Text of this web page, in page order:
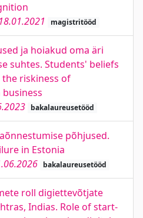
18.01.2021 magistritööd
ja hoiakud oma äri
suhtes. Students' beliefs
riskiness of
bakalaureusetööd
põhjused.
in Estonia
bakalaureusetööd
roll digiettevõtjate
Indias. Role of start-